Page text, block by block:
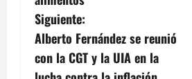
e
g
a
Siguiente:
Alberto Fernández se reunió
con la CGT y la UIA en la